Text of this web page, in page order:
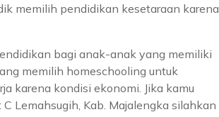
memilih pendidikan kesetaraan karena
bagi anak-anak yang memiliki
memilih homeschooling untuk
karena kondisi ekonomi. Jika kamu
Lemahsugih, Kab. Majalengka silahkan